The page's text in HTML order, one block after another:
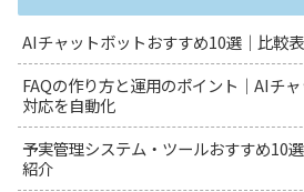
AIチャットボットおすすめ10選｜比較
FAQの作り方と運用のポイント｜AIチ
対応を自動化
予実管理システム・ツールおすすめ10
紹介